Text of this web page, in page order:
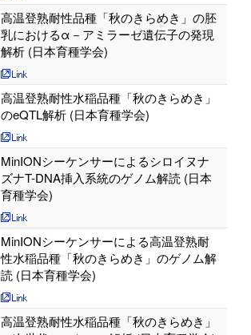
高温登熟耐性品種「秋のきらめき」の胚
乳におけるα－アミラーゼ遺伝子の発現
解析 (日本育種学会)
高温登熟耐性水稲品種「秋のきらめき」
のeQTL解析 (日本育種学会)
MinIONシーケンサーによるシロイヌナ
ズナT-DNA挿入系統のゲノム解読 (日本
育種学会)
MinIONシーケンサーによる高温登熟耐
性水稲品種「秋のきらめき」のゲノム解
読 (日本育種学会)
高温登熟耐性水稲品種「秋のきらめき」